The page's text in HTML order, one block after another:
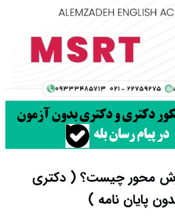
محور چیست؟ ( دکتری
پایان نامه )